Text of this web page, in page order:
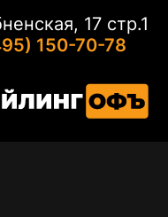
17 стр.1
150-70-78